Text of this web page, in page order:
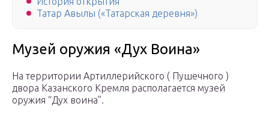
Татар Авылы («Татарская деревня»)
Музей оружия «Дух Воина»
На территории Артиллерийского ( Пушечного )
двора Казанского Кремля располагается музей
оружия “Дух воина”.